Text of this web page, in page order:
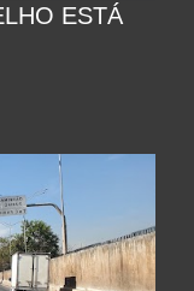
ESTÁ